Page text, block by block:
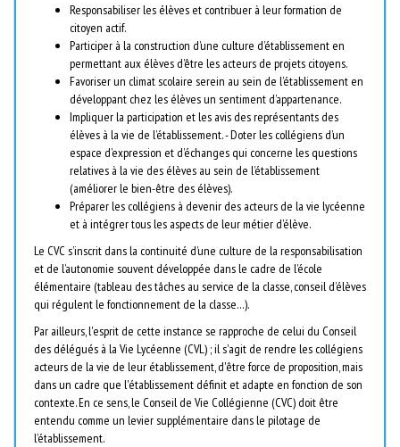
Responsabiliser les élèves et contribuer à leur formation de
citoyen actif.
Participer à la construction d’une culture d’établissement en
permettant aux élèves d’être les acteurs de projets citoyens.
Favoriser un climat scolaire serein au sein de l’établissement en
développant chez les élèves un sentiment d’appartenance.
Impliquer la participation et les avis des représentants des
élèves à la vie de l’établissement. - Doter les collégiens d’un
espace d’expression et d’échanges qui concerne les questions
relatives à la vie des élèves au sein de l’établissement
(améliorer le bien-être des élèves).
Préparer les collégiens à devenir des acteurs de la vie lycéenne
et à intégrer tous les aspects de leur métier d’élève.
Le CVC s’inscrit dans la continuité d’une culture de la responsabilisation
et de l’autonomie souvent développée dans le cadre de l’école
élémentaire (tableau des tâches au service de la classe, conseil d’élèves
qui régulent le fonctionnement de la classe…).
Par ailleurs, l'esprit de cette instance se rapproche de celui du Conseil
des délégués à la Vie Lycéenne (CVL) ; il s'agit de rendre les collégiens
acteurs de la vie de leur établissement, d'être force de proposition, mais
dans un cadre que l'établissement définit et adapte en fonction de son
contexte. En ce sens, le Conseil de Vie Collégienne (CVC) doit être
entendu comme un levier supplémentaire dans le pilotage de
l’établissement.